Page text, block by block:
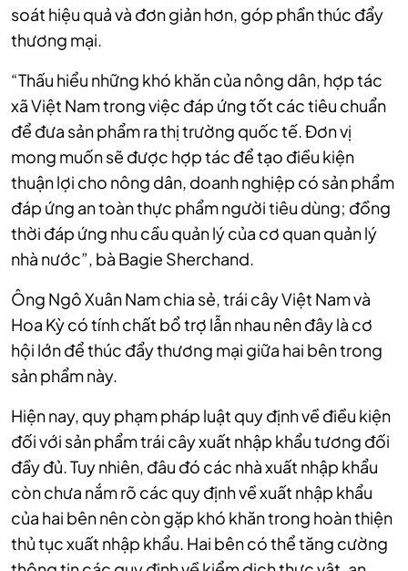
soát hiệu quả và đơn giản hơn, góp phần thúc đẩy
thương mại.
“Thấu hiểu những khó khăn của nông dân, hợp tác
xã Việt Nam trong việc đáp ứng tốt các tiêu chuẩn
để đưa sản phẩm ra thị trường quốc tế. Đơn vị
mong muốn sẽ được hợp tác để tạo điều kiện
thuận lợi cho nông dân, doanh nghiệp có sản phẩm
đáp ứng an toàn thực phẩm người tiêu dùng; đồng
thời đáp ứng nhu cầu quản lý của cơ quan quản lý
nhà nước”, bà Bagie Sherchand.
Ông Ngô Xuân Nam chia sẻ, trái cây Việt Nam và
Hoa Kỳ có tính chất bổ trợ lẫn nhau nên đây là cơ
hội lớn để thúc đẩy thương mại giữa hai bên trong
sản phẩm này.
Hiện nay, quy phạm pháp luật quy định về điều kiện
đối với sản phẩm trái cây xuất nhập khẩu tương đối
đầy đủ. Tuy nhiên, đâu đó các nhà xuất nhập khẩu
còn chưa nắm rõ các quy định về xuất nhập khẩu
của hai bên nên còn gặp khó khăn trong hoàn thiện
thủ tục xuất nhập khẩu. Hai bên có thể tăng cường